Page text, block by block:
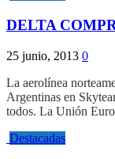
DELTA
25 junio, 2013 0
La aerolínea
Argentinas en
todos. La Unión
Destacadas